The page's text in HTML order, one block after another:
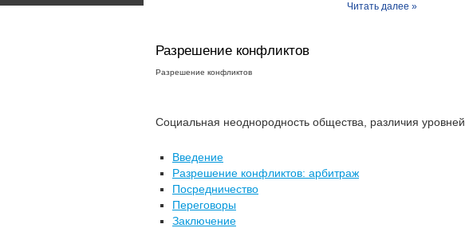
Читать далее »
Разрешение конфликтов
Разрешение конфликтов
Социальная неоднородность общества, различия уровней
Введение
Разрешение конфликтов: арбитраж
Посредничество
Переговоры
Заключение